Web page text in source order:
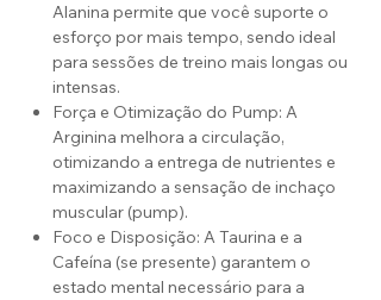
Alanina permite que você suporte o
esforço por mais tempo, sendo ideal
para sessões de treino mais longas ou
intensas.
Força e Otimização do Pump: A
Arginina melhora a circulação,
otimizando a entrega de nutrientes e
maximizando a sensação de inchaço
muscular (pump).
Foco e Disposição: A Taurina e a
Cafeína (se presente) garantem o
estado mental necessário para a